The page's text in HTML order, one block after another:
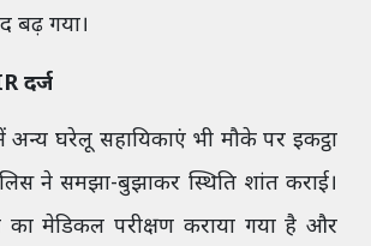
बढ़ गया।
दर्ज
अन्य घरेलू सहायिकाएं भी मौके पर इकट्ठा
ने समझा-बुझाकर स्थिति शांत कराई।
का मेडिकल परीक्षण कराया गया है और